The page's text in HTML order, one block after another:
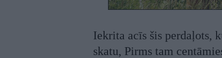
Iekrita acīs šis perdaļots,
skatu, Pirms tam